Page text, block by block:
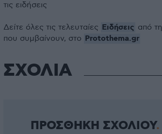
τις ειδήσεις
Δείτε όλες τις τελευταίες Ειδήσεις από
που συμβαίνουν, στο Protothema.gr
ΣΧΟΛΙΑ
ΠΡΟΣΘΗΚΗ ΣΧΟΛΙΟΥ